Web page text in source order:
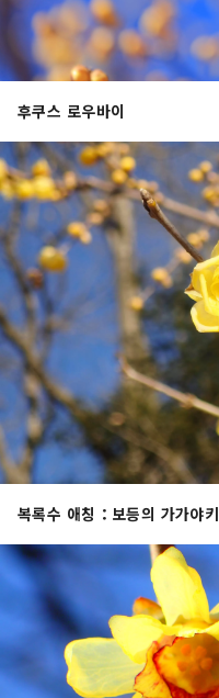
후쿠스 로우바이
복록수 애칭：보등의 가가야키